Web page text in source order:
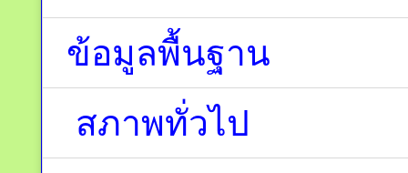
ข้อมูลพื้นฐาน
สภาพทั่วไป